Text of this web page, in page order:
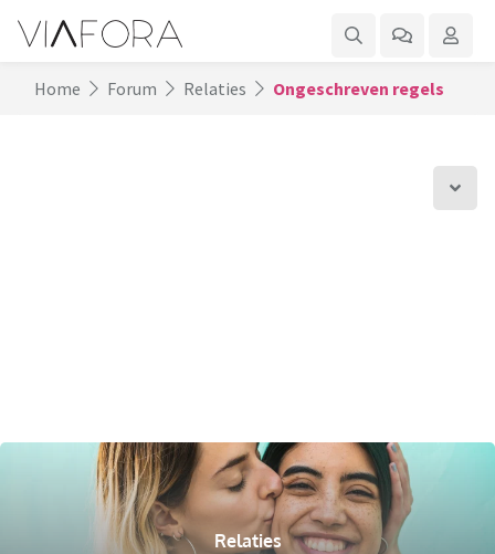
Home Forum Relaties Ongeschreven regels
Relaties